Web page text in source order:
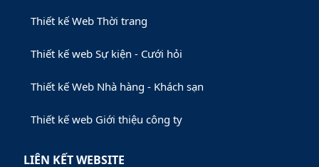
Thiết kế Web Thời trang
Thiết kế web Sự kiện - Cưới hỏi
Thiết kế Web Nhà hàng - Khách sạn
Thiết kế web Giới thiệu công ty
LIÊN KẾT WEBSITE